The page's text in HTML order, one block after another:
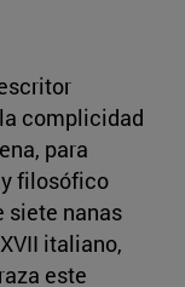
complicidad
para
filosófico
siete nanas
italiano,
este